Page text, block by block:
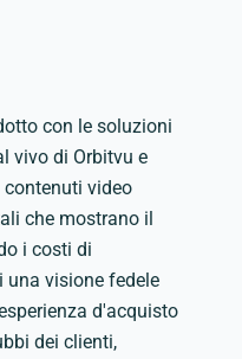
con le soluzioni
vivo di Orbitvu e
video
che mostrano il
i costi di
visione fedele
d'acquisto
dei clienti,